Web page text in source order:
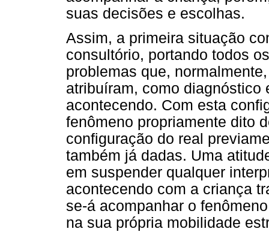
suas decisões e escolhas.
Assim, a primeira situação
consultório, portando todos
problemas que,
atribuíram, como diagnóstico
acontecendo. Com esta
fenômeno propriamente dito
configuração do real
também já dadas. Uma
em suspender qualquer
acontecendo com a criança
se-á acompanhar o
na sua própria mobilidade